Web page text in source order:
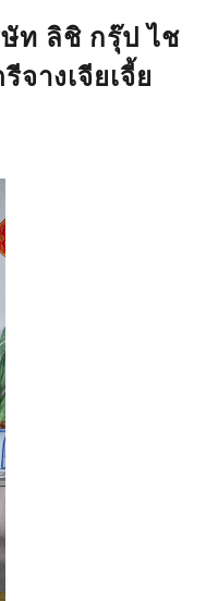
ท ลิชิ กรุ๊ป ไช
างเจียเจี้ย